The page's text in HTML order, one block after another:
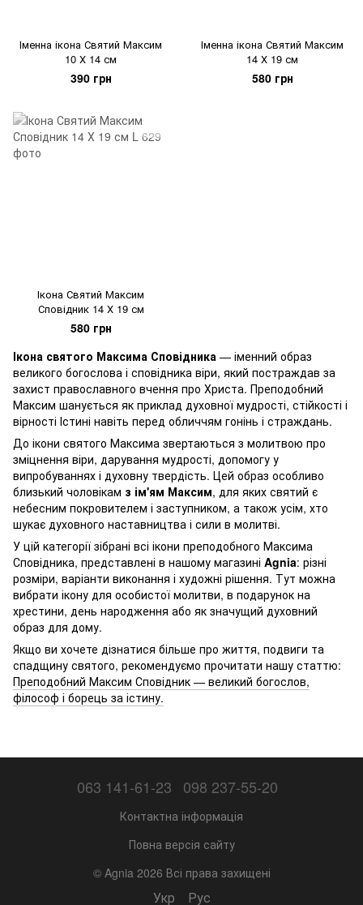
Іменна ікона Святий Максим
10 Х 14 см
390 грн
Іменна ікона Святий Максим
14 Х 19 см
580 грн
Ікона Святий Максим
Сповідник 14 Х 19 см
580 грн
Ікона святого Максима Сповідника — іменний образ
великого богослова і сповідника віри, який постраждав за
захист православного вчення про Христа. Преподобний
Максим шанується як приклад духовної мудрості, стійкості і
вірності Істині навіть перед обличчям гонінь і страждань.
До ікони святого Максима звертаються з молитвою про
зміцнення віри, дарування мудрості, допомогу у
випробуваннях і духовну твердість. Цей образ особливо
близький чоловікам з ім'ям Максим, для яких святий є
небесним покровителем і заступником, а також усім, хто
шукає духовного наставництва і сили в молитві.
У цій категорії зібрані всі ікони преподобного Максима
Сповідника, представлені в нашому магазині Agnia: різні
розміри, варіанти виконання і художні рішення. Тут можна
вибрати ікону для особистої молитви, в подарунок на
хрестини, день народження або як значущий духовний
образ для дому.
Якщо ви хочете дізнатися більше про життя, подвиги та
спадщину святого, рекомендуємо прочитати нашу статтю:
Преподобний Максим Сповідник — великий богослов,
філософ і борець за істину.
063 141-61-23 098 237-55-20
Контактна інформація
Повна версія сайту
© Agnia 2026 Всі права захищені
Укр Рус